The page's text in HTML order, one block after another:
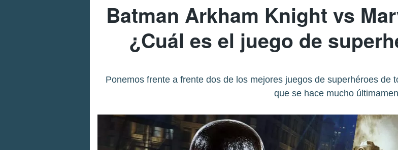
Batman Arkham Knight vs
¿Cuál es el juego de
Ponemos frente a frente dos de los mejores juegos de superhéroes de
que se hace mucho